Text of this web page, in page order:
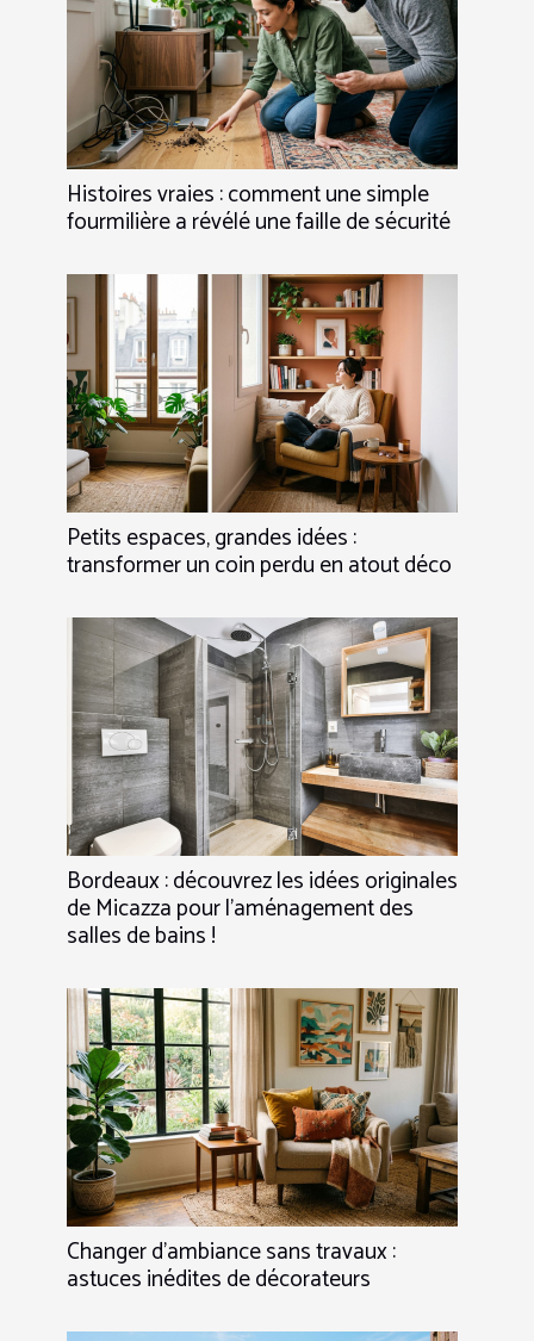
Histoires vraies : comment une simple
fourmilière a révélé une faille de sécurité
Petits espaces, grandes idées :
transformer un coin perdu en atout déco
Bordeaux : découvrez les idées originales
de Micazza pour l’aménagement des
salles de bains !
Changer d’ambiance sans travaux :
astuces inédites de décorateurs